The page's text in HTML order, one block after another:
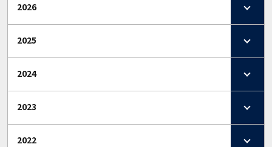
2026
2025
2024
2023
2022